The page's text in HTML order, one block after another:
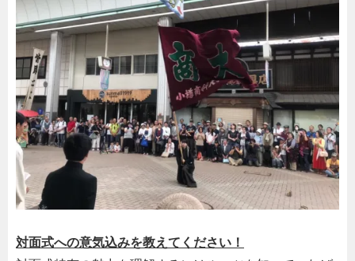
対面式への意気込みを教えてください！